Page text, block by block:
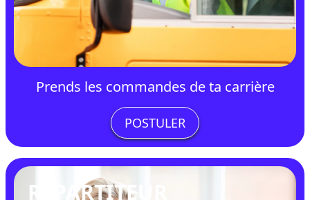
Prends les commandes de ta carrière
POSTULER
RÉPARTITEUR